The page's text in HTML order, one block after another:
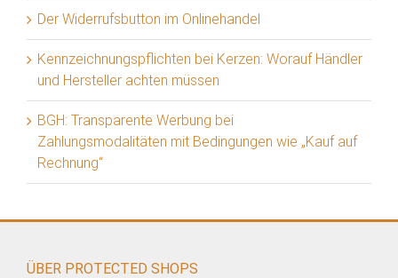
Der Widerrufsbutton im Onlinehandel
Kennzeichnungspflichten bei Kerzen: Worauf Händler
und Hersteller achten müssen
BGH: Transparente Werbung bei
Zahlungsmodalitäten mit Bedingungen wie „Kauf auf
Rechnung“
ÜBER PROTECTED SHOPS